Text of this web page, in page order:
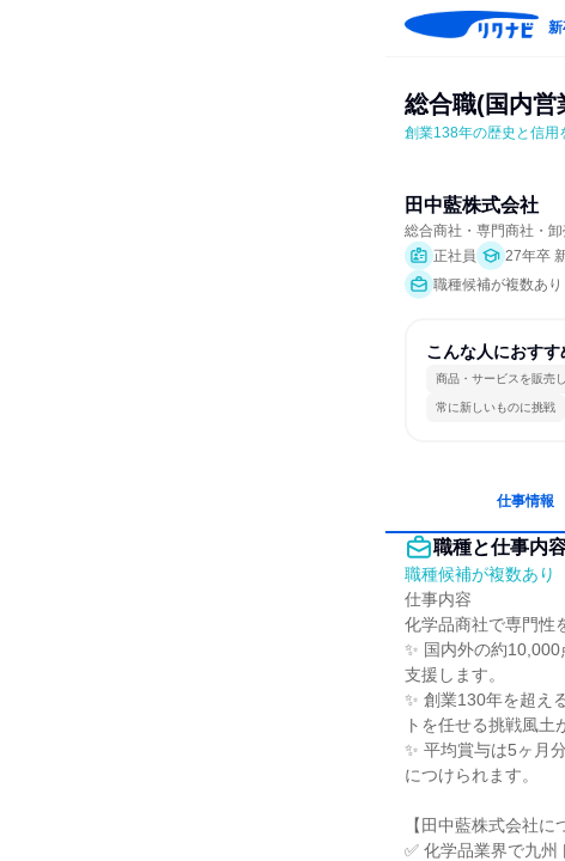
新
総合職(国内営
創業138年の歴史と信用
田中藍株式会社
総合商社・専門商社・卸
正社員
27年卒
職種候補が複数あ
こんな人におすす
商品・サービスを販売
常に新しいものに挑戦
仕事情報
職種と仕事内
職種候補が複数あり
仕事内容
化学品商社で専門性
✨ 国内外の約
支援します。
✨ 創業130年を超え
トを任せる挑戦風土
✨ 平均賞与は5ヶ月
につけられます。
【田中藍株式会社に
✅ 化学品業界で九